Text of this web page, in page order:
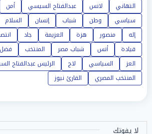
التهاني
لانس عبدالفتاح السيسي أمن
سياسي
وطن شباب إنسان السلام
إله
منصور هزة العزيمة جاد
قيادة
أنس شباب مصر المنتخب فضل
العز
السياسي لاج
الرئيس عبدالفتاح
المنتخب المصري
القارئ نيوز
لا يفوتك